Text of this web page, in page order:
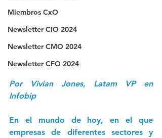
Miembros CxO
Newsletter CIO 2024
Newsletter CMO 2024
Newsletter CFO 2024
Por Vivian Jones, Latam VP en
Infobip
En el mundo de hoy, en el que
empresas de diferentes sectores y